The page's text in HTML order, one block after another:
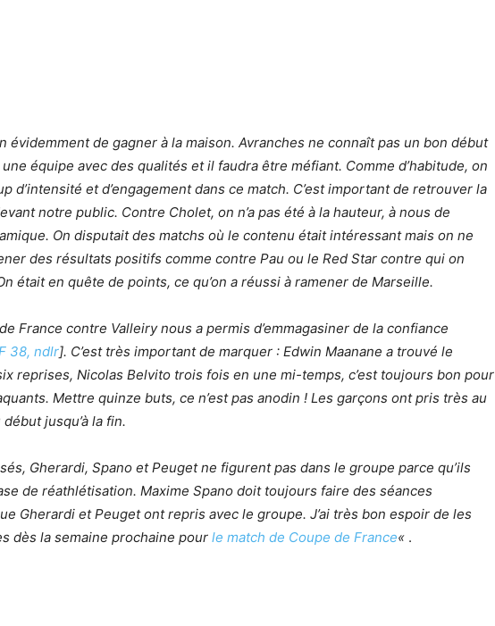
évidemment de gagner à la maison. Avranches ne connaît pas un bon début
une équipe avec des qualités et il faudra être méfiant. Comme d’habitude, on
d’intensité et d’engagement dans ce match. C’est important de retrouver la
notre public. Contre Cholet, on n’a pas été à la hauteur, à nous de
On disputait des matchs où le contenu était intéressant mais on ne
des résultats positifs comme contre Pau ou le Red Star contre qui on
était en quête de points, ce qu’on a réussi à ramener de Marseille.
France contre Valleiry nous a permis d’emmagasiner de la confiance
38, ndlr]. C’est très important de marquer : Edwin Maanane a trouvé le
reprises, Nicolas Belvito trois fois en une mi-temps, c’est toujours bon pour
Mettre quinze buts, ce n’est pas anodin ! Les garçons ont pris très au
jusqu’à la fin.
Gherardi, Spano et Peuget ne figurent pas dans le groupe parce qu’ils
de réathlétisation. Maxime Spano doit toujours faire des séances
Gherardi et Peuget ont repris avec le groupe. J’ai très bon espoir de les
dès la semaine prochaine pour le match de Coupe de France« .